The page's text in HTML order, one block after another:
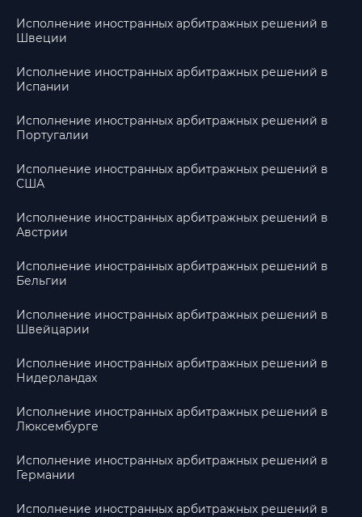
Исполнение иностранных арбитражных решений в
Швеции
Исполнение иностранных арбитражных решений в
Испании
Исполнение иностранных арбитражных решений в
Португалии
Исполнение иностранных арбитражных решений в
США
Исполнение иностранных арбитражных решений в
Австрии
Исполнение иностранных арбитражных решений в
Бельгии
Исполнение иностранных арбитражных решений в
Швейцарии
Исполнение иностранных арбитражных решений в
Нидерландах
Исполнение иностранных арбитражных решений в
Люксембурге
Исполнение иностранных арбитражных решений в
Германии
Исполнение иностранных арбитражных решений в